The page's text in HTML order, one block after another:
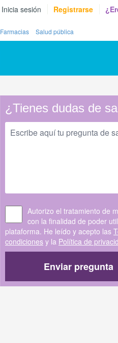
Inicia sesión Registrarse
Farmacias Salud pública
¿Tienes dudas de
Autorizo el tratamiento de
con la finalidad de poder
plataforma. He leído y acepto las
condicionesy la Política de
Enviar pregunta